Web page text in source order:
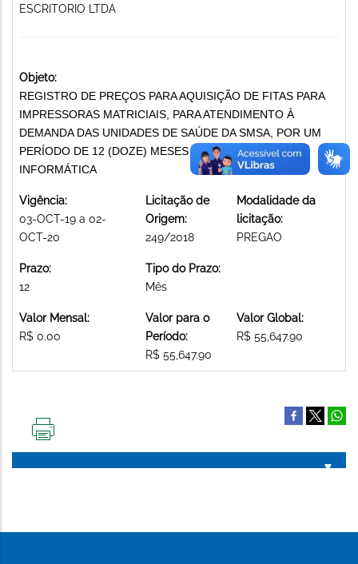
ESCRITORIO LTDA
Objeto:
REGISTRO DE PREÇOS PARA AQUISIÇÃO DE FITAS PARA
IMPRESSORAS MATRICIAIS, PARA ATENDIMENTO À
DEMANDA DAS UNIDADES DE SAÚDE DA SMSA, POR UM
PERÍODO DE 12 (DOZE) MESES SUPRIMENTOS DE
INFORMÁTICA
Vigência:
03-OCT-19 a 02-
OCT-20
Licitação de
Origem:
249/2018
Modalidade da
licitação:
PREGAO
Prazo:
12
Tipo do Prazo:
Mês
Valor Mensal:
R$ 0.00
Valor para o
Período:
R$ 55,647.90
Valor Global:
R$ 55,647.90
PÁGINA